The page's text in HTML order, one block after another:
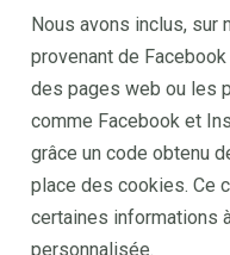
Nous avons inclus, sur
provenant de
des pages web ou les
comme Facebook et
grâce un code obtenu
place des cookies. Ce
certaines informations
personnalisée.